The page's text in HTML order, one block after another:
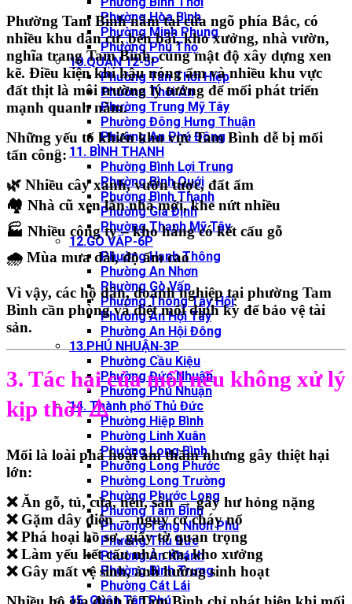
Phường Hòa Bình
Phường Minh Phụng
Phường Phú Thọ
10.QUẬN 12-5P
Phường Tân Thới Hiệp
Phường Thới An
Phường Trung Mỹ Tây
Phường Đông Hưng Thuận
Phường An Phú Đông
11. BÌNH THẠNH
Phường Bình Lợi Trung
Phường Bình Quới
Phường Bình Thạnh
Phường Gia Định
Phường Thạnh Mỹ Tây
12.GÒ VẤP-6P
Phường Hạnh Thông
Phường An Nhơn
Phường Gò Vấp
Phường Thông Tây Hội
Phường An Hội Tây
Phường An Hội Đông
13.PHÚ NHUẬN-3P
Phường Cầu Kiệu
Phường Đức Nhuận
Phường Phú Nhuận
14. Thành phố Thủ Đức
Phường Hiệp Bình
Phường Linh Xuân
Phường Long Bình
Phường Long Phước
Phường Long Trường
Phường Phước Long
Phường Tam Bình
Phường Tăng Nhơn Phú
Phường Thủ Đức
Phường An Khánh
Phường Bình Trưng
Phường Cát Lái
15. Quận Tân Phú
Phường Tam Bình nằm tại cửa ngõ phía Bắc, có
nhiều khu dân cư, bến bãi, kho xưởng, nhà vườn,
nghĩa trang Tam Bình, cùng mật độ xây dựng xen
kẽ. Điều kiện khí hậu nóng ẩm và nhiều khu vực
đất thịt là môi trườnglý tưởng để mối phát triển
mạnh quanh năm.
Những yếu tố khiến khu vực Tam Bình dễ bị mối
tấn công:
🌿 Nhiều cây xanh, vườn tược, đất ẩm
🏘️ Nhà cũ xen lẫn nhà mới, khe nứt nhiều
🏭 Nhiều công ty – kho hàng có kết cấu gỗ
🌧️ Mùa mưa dài, độ ẩm cao
Vì vậy, các hộ dân, doanh nghiệp tại phường Tam
Bình cần phòng và diệt mối định kỳ để bảo vệ tài
sản.
3. Tác hại của mối nếu không xử lý
kịp thời⚠️
Mối là loài phá hoại âm thầm nhưng gây thiệt hại
lớn:
❌ Ăn gỗ, tủ, cửa, nền, sàn → gây hư hỏng nặng
❌ Gặm dây điện → nguy cơ cháy nổ
❌ Phá hoại hồ sơ, giấy tờ quan trọng
❌ Làm yếu kết cấu nhà cửa, kho xưởng
❌ Gây mất vệ sinh, ảnh hưởng sinh hoạt